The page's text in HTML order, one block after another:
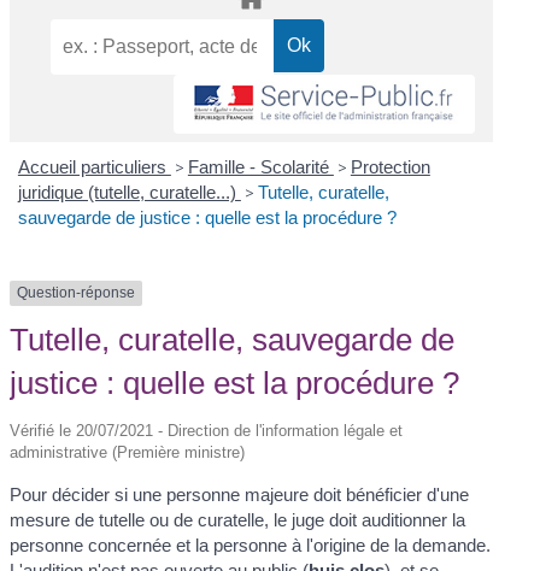
Accueil particuliers > Famille - Scolarité > Protection
juridique (tutelle, curatelle...) > Tutelle, curatelle,
sauvegarde de justice : quelle est la procédure ?
Question-réponse
Tutelle, curatelle, sauvegarde de
justice : quelle est la procédure ?
Vérifié le 20/07/2021 - Direction de l'information légale et
administrative (Première ministre)
Pour décider si une personne majeure doit bénéficier d'une
mesure de tutelle ou de curatelle, le juge doit auditionner la
personne concernée et la personne à l'origine de la demande.